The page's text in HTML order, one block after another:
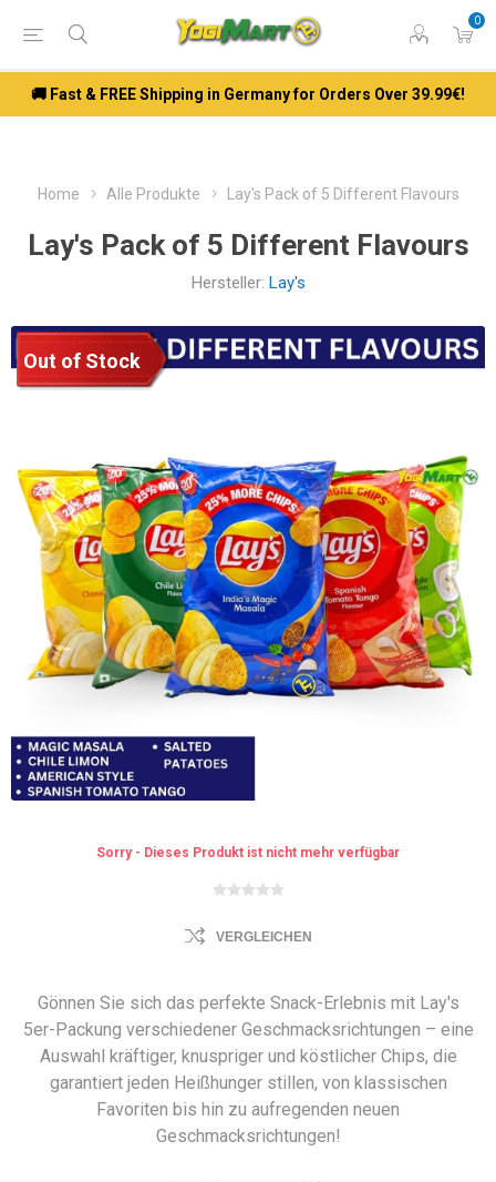
0
🚚 Fast & FREE Shipping in Germany for Orders Over 39.99€!
Home Alle Produkte Lay's Pack of 5 Different Flavours
Lay's Pack of 5 Different Flavours
Hersteller: Lay's
Out of Stock
Sorry - Dieses Produkt ist nicht mehr verfügbar
VERGLEICHEN
Gönnen Sie sich das perfekte Snack-Erlebnis mit Lay's
5er-Packung verschiedener Geschmacksrichtungen – eine
Auswahl kräftiger, knuspriger und köstlicher Chips, die
garantiert jeden Heißhunger stillen, von klassischen
Favoriten bis hin zu aufregenden neuen
Geschmacksrichtungen!